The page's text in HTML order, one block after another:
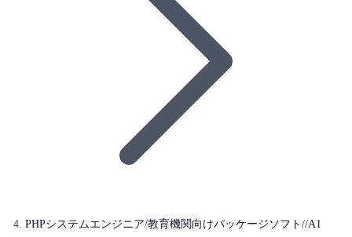
PHPシステムエンジニア/教育機関向けパッケージソフト//A1